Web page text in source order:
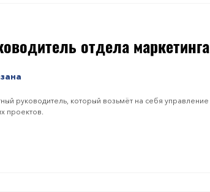
отдела маркетинга
руководитель, который возьмёт на себя управление
проектов.